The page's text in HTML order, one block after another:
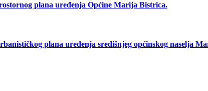
plana uređenja Općine Marija Bistrica.
plana uređenja središnjeg općinskog naselja